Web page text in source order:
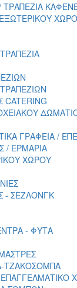
ΤΡΑΠΕΖΙΑ
ΓΡΑΦΕΙΑ /
/ ΕΡΜΑΡΙΑ
ΧΩΡΟΥ
- ΣΕΖΛΟΝΓΚ
- ΦΥΤΑ
ΤΖΑΚΟΣΟΜΠΑ